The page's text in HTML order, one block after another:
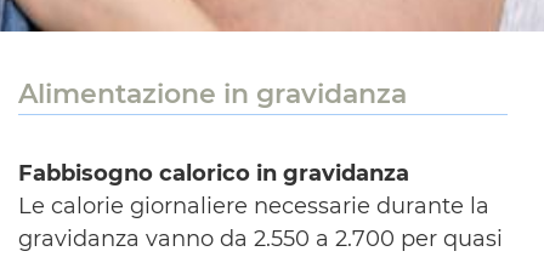
Alimentazione in gravidanza
Fabbisogno calorico in gravidanza
Le calorie giornaliere necessarie durante la
gravidanza vanno da 2.550 a 2.700 per quasi